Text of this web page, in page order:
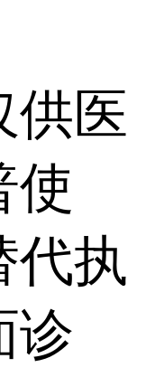
供医
使
代执
诊